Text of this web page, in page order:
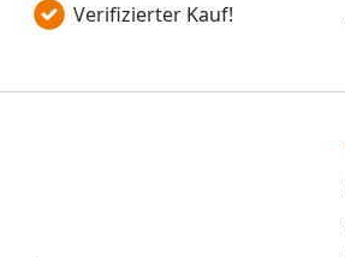
Verifizierter Kauf!